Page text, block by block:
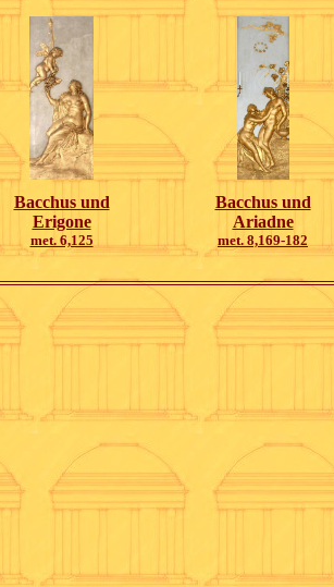
Bacchus und
Erigone
met. 6,125
Bacchus und
Ariadne
met. 8,169-182